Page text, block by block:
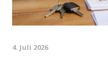
4. Juli 2026